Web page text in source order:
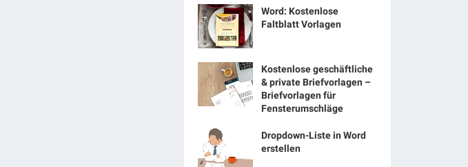
Word: Kostenlose
Faltblatt Vorlagen
Kostenlose geschäftliche
& private Briefvorlagen –
Briefvorlagen für
Fensterumschläge
Dropdown-Liste in Word
erstellen